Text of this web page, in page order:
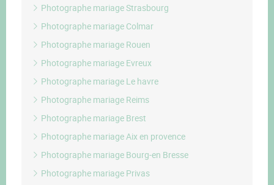
Photographe mariage Strasbourg
Photographe mariage Colmar
Photographe mariage Rouen
Photographe mariage Evreux
Photographe mariage Le havre
Photographe mariage Reims
Photographe mariage Brest
Photographe mariage Aix en provence
Photographe mariage Bourg-en Bresse
Photographe mariage Privas